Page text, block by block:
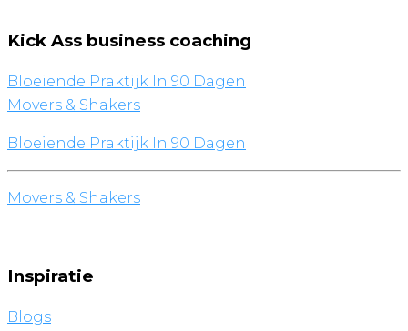
Kick Ass business coaching
Bloeiende Praktijk In 90 Dagen
Movers & Shakers
Bloeiende Praktijk In 90 Dagen
Movers & Shakers
Inspiratie
Blogs